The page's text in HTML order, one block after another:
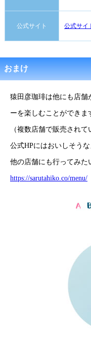
公式サイト 公式サイ
おまけ
猿田彦珈琲は他にも店舗
ーを楽しむことができま
（複数店舗で販売されて
公式HPにはおいしそう
他の店舗にも行ってみた
https://sarutahiko.co/menu/